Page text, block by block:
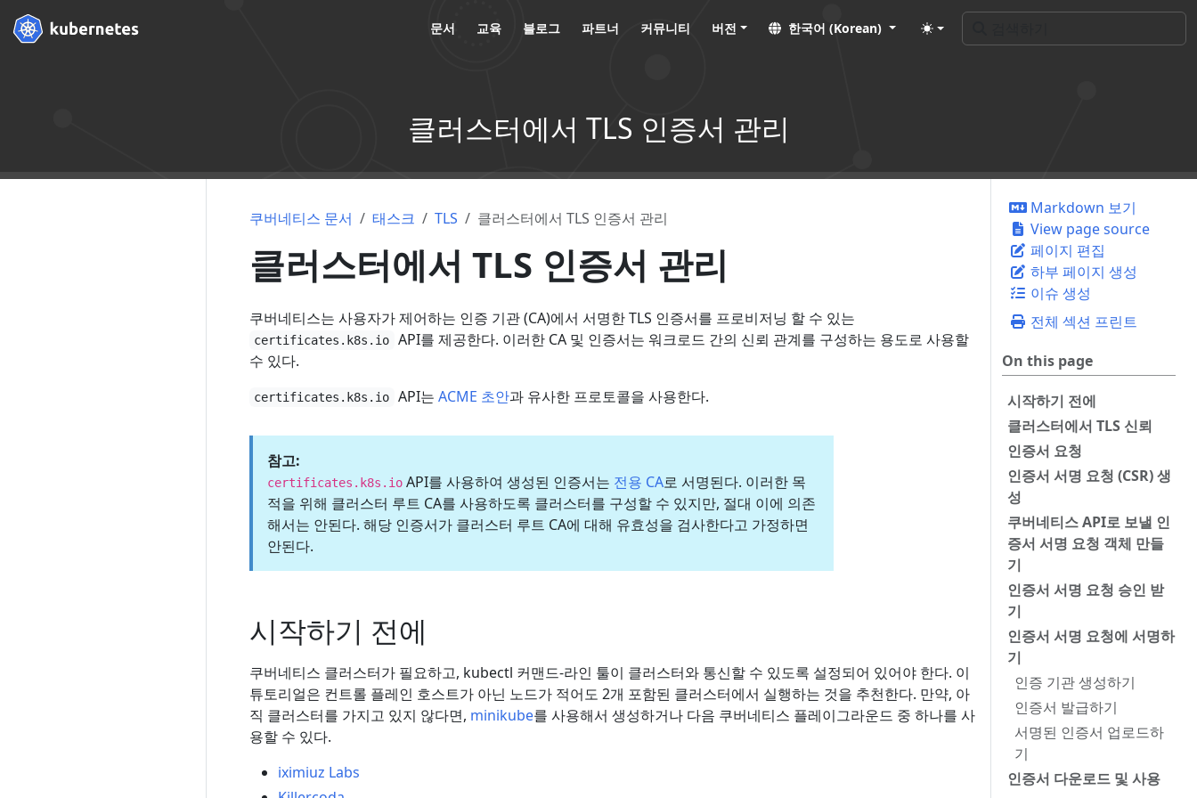
문서 교육 블로그 파트너 커뮤니티 버전 한국어 (Korean)
클러스터에서 TLS 인증서 관리
Markdown 보기
View page source
페이지 편집
하부 페이지 생성
이슈 생성
전체 섹션 프린트
On this page
시작하기 전에
클러스터에서 TLS 신뢰
인증서 요청
인증서 서명 요청 (CSR) 생
성
쿠버네티스 API로 보낼 인
증서 서명 요청 객체 만들
기
인증서 서명 요청 승인 받
기
인증서 서명 요청에 서명하
기
인증 기관 생성하기
인증서 발급하기
서명된 인증서 업로드하
기
인증서 다운로드 및 사용
쿠버네티스 문서 태스크 TLS 클러스터에서 TLS 인증서 관리
클러스터에서 TLS 인증서 관리
쿠버네티스는 사용자가 제어하는 인증 기관 (CA)에서 서명한 TLS 인증서를 프로비저닝 할 수 있는
certificates.k8s.io
API를 제공한다. 이러한 CA 및 인증서는 워크로드 간의 신뢰 관계를 구성하는 용도로 사용할
수 있다.
certificates.k8s.io API는 ACME 초안과 유사한 프로토콜을 사용한다.
참고:
certificates.k8s.io API를 사용하여 생성된 인증서는 전용 CA로 서명된다. 이러한 목
적을 위해 클러스터 루트 CA를 사용하도록 클러스터를 구성할 수 있지만, 절대 이에 의존
해서는 안된다. 해당 인증서가 클러스터 루트 CA에 대해 유효성을 검사한다고 가정하면
안된다.
시작하기 전에
쿠버네티스 클러스터가 필요하고, kubectl 커맨드-라인 툴이 클러스터와 통신할 수 있도록 설정되어 있어야 한다. 이
튜토리얼은 컨트롤 플레인 호스트가 아닌 노드가 적어도 2개 포함된 클러스터에서 실행하는 것을 추천한다. 만약, 아
직 클러스터를 가지고 있지 않다면, minikube를 사용해서 생성하거나 다음 쿠버네티스 플레이그라운드 중 하나를 사
용할 수 있다.
iximiuz Labs